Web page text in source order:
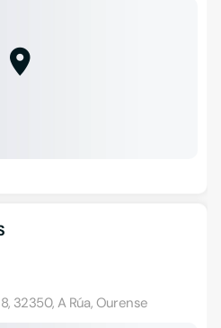
32350, A Rúa, Ourense